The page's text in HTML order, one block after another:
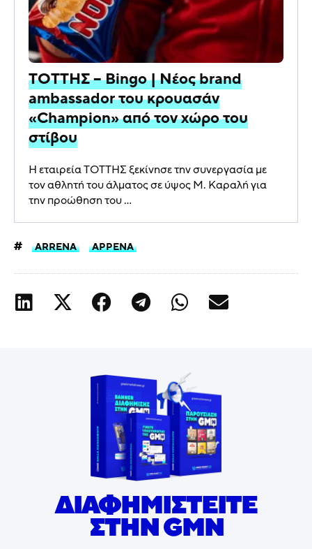
ΤΟΤΤΗΣ – Bingo | Νέος brand
ambassador του κρουασάν
«Champion» από τον χώρο του
στίβου
Η εταιρεία ΤΟΤΤΗΣ ξεκίνησε την συνεργασία με
τον αθλητή του άλματος σε ύψος Μ. Καραλή για
την προώθηση του ...
ARRENA ΑΡΡΕΝΑ
ΔΙΑΦΗΜΙΣΤΕΙΤΕ
ΣΤΗΝ GMN